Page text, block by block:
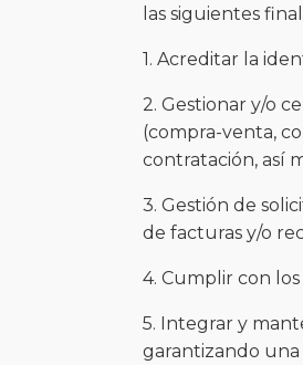
las siguientes
1. Acreditar la
2. Gestionar y/o
(compra-venta,
contratación, así
3. Gestión de
de facturas y/o
4. Cumplir con
5. Integrar y
garantizando una